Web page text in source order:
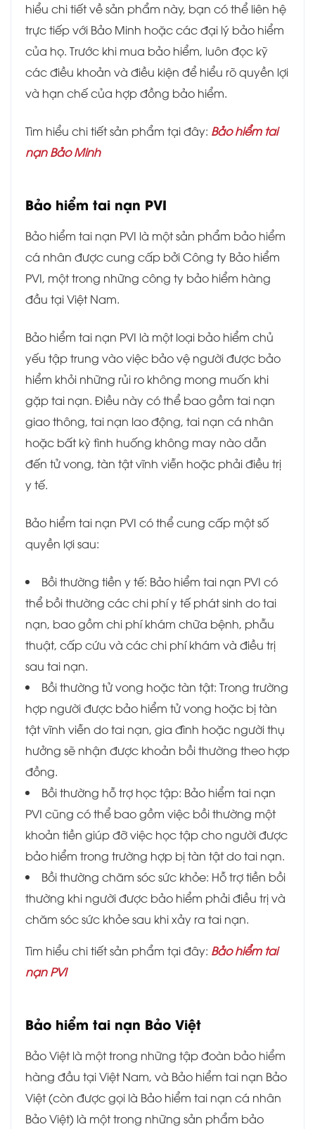
hiểu chi tiết về sản phẩm này, bạn có thể liên hệ
trực tiếp với Bảo Minh hoặc các đại lý bảo hiểm
của họ. Trước khi mua bảo hiểm, luôn đọc kỹ
các điều khoản và điều kiện để hiểu rõ quyền lợi
và hạn chế của hợp đồng bảo hiểm.
Tìm hiểu chi tiết sản phẩm tại đây: Bảo hiểm tai
nạn Bảo Minh
Bảo hiểm tai nạn PVI
Bảo hiểm tai nạn PVI là một sản phẩm bảo hiểm
cá nhân được cung cấp bởi Công ty Bảo hiểm
PVI, một trong những công ty bảo hiểm hàng
đầu tại Việt Nam.
Bảo hiểm tai nạn PVI là một loại bảo hiểm chủ
yếu tập trung vào việc bảo vệ người được bảo
hiểm khỏi những rủi ro không mong muốn khi
gặp tai nạn. Điều này có thể bao gồm tai nạn
giao thông, tai nạn lao động, tai nạn cá nhân
hoặc bất kỳ tình huống không may nào dẫn
đến tử vong, tàn tật vĩnh viễn hoặc phải điều trị
y tế.
Bảo hiểm tai nạn PVI có thể cung cấp một số
quyền lợi sau:
Bồi thường tiền y tế: Bảo hiểm tai nạn PVI có
thể bồi thường các chi phí y tế phát sinh do tai
nạn, bao gồm chi phí khám chữa bệnh, phẫu
thuật, cấp cứu và các chi phí khám và điều trị
sau tai nạn.
Bồi thường tử vong hoặc tàn tật: Trong trường
hợp người được bảo hiểm tử vong hoặc bị tàn
tật vĩnh viễn do tai nạn, gia đình hoặc người thụ
hưởng sẽ nhận được khoản bồi thường theo hợp
đồng.
Bồi thường hỗ trợ học tập: Bảo hiểm tai nạn
PVI cũng có thể bao gồm việc bồi thường một
khoản tiền giúp đỡ việc học tập cho người được
bảo hiểm trong trường hợp bị tàn tật do tai nạn.
Bồi thường chăm sóc sức khỏe: Hỗ trợ tiền bồi
thường khi người được bảo hiểm phải điều trị và
chăm sóc sức khỏe sau khi xảy ra tai nạn.
Tìm hiểu chi tiết sản phẩm tại đây: Bảo hiểm tai
nạn PVI
Bảo hiểm tai nạn Bảo Việt
Bảo Việt là một trong những tập đoàn bảo hiểm
hàng đầu tại Việt Nam, và Bảo hiểm tai nạn Bảo
Việt (còn được gọi là Bảo hiểm tai nạn cá nhân
Bảo Việt) là một trong những sản phẩm bảo